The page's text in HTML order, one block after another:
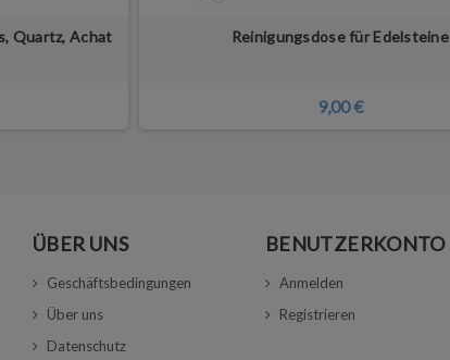
Quartz, Achat
Reinigungsdose für Edelsteine
9,00 €
ÜBER UNS
Geschäftsbedingungen
Über uns
Datenschutz
BENUTZERKONTO
Anmelden
Registrieren